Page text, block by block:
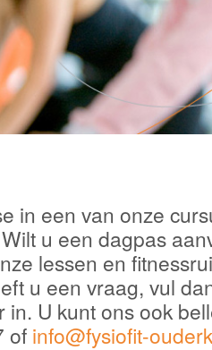
in een van onze
u een dagpas
lessen en
u een vraag, vul
in. U kunt ons ook
of info@fysiofit-